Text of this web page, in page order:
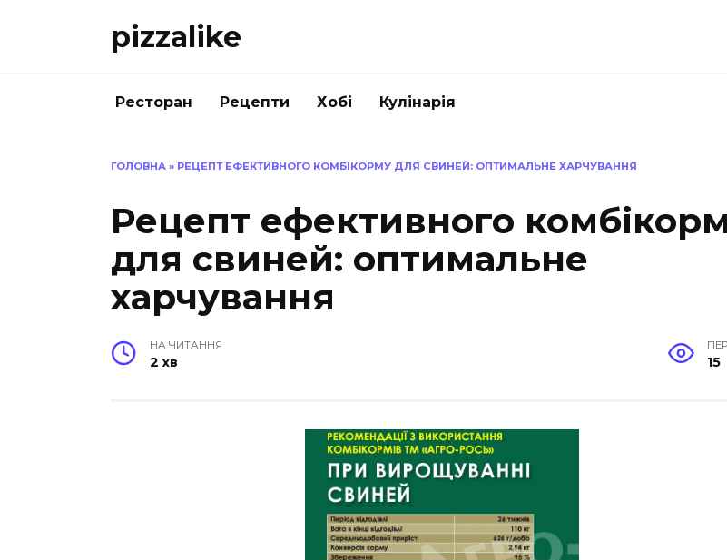
pizzalike
Ресторан Рецепти Хобі Кулінарія
ГОЛОВНА » РЕЦЕПТ ЕФЕКТИВНОГО КОМБІКОРМУ ДЛЯ СВИНЕЙ: ОПТИМАЛЬНЕ ХАРЧУВАННЯ
Рецепт ефективного
для свиней: оптимальне
харчування
НА ЧИТАННЯ
2 хв 15